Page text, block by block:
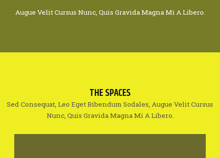
Augue Velit Cursus Nunc, Quis Gravida Magna Mi A Libero.
THE SPACES
Sed Consequat, Leo Eget Bibendum Sodales, Augue Velit Cursus
Nunc, Quis Gravida Magna Mi A Libero.